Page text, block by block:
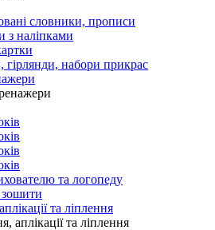
словники, прописи
з наліпками
гірлянди, набори прикрас
та логопеду
та ліплення
аплікації та ліплення